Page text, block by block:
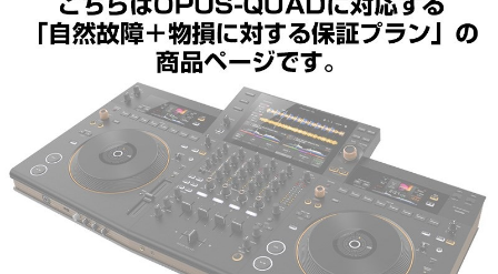
ベース ウクレレ
ドラム パーカッション
キーボード 電子ピアノ